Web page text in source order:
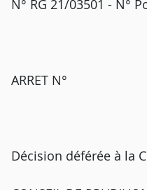
N° RG 21/03501 - N°
ARRET N°
Décision déférée à la